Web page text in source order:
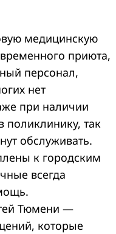
медицинскую
приюта,
персонал,
нет
при наличии
так
обслуживать.
к городским
всегда
Тюмени —
которые